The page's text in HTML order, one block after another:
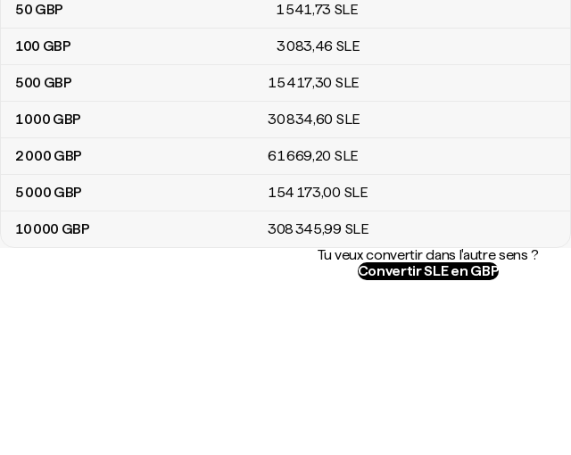
50 GBP 1 541,73 SLE
100 GBP 3 083,46 SLE
500 GBP 15 417,30 SLE
1 000 GBP 30 834,60 SLE
2 000 GBP 61 669,20 SLE
5 000 GBP 154 173,00 SLE
10 000 GBP 308 345,99 SLE
Tu veux convertir dans l'autre sens ?
Convertir SLE en GBP